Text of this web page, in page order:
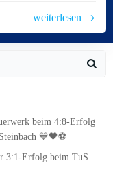
weiterlesen
beim 4:8-Erfolg
💙🖤⚽
3:1-Erfolg beim TuS